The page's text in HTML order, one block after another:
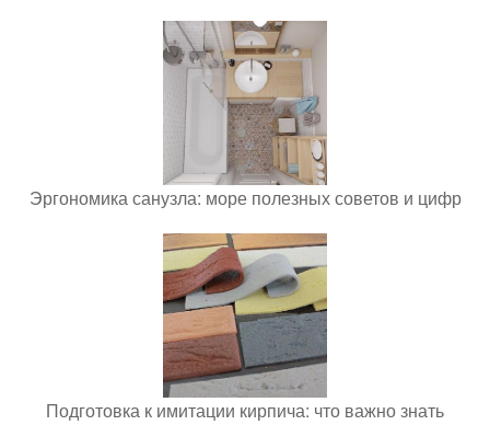
Эргономика санузла: море полезных советов и цифр
Подготовка к имитации кирпича: что важно знать